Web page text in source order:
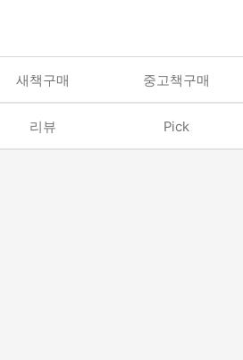
새책구매 중고책구매
리뷰 Pick